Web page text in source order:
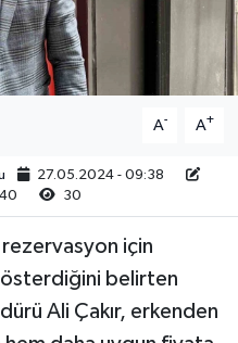
A- A+
27.05.2024 - 09:38
30
için
belirten
Ali Çakır, erkenden